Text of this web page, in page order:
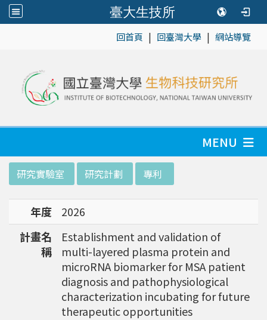
臺大生技所
回首頁 | 回臺灣大學 | 網站導覽
MENU
研究實驗室 研究計劃 專利
年度
2026
計畫名
稱
Establishment and validation of
multi-layered plasma protein and
microRNA biomarker for MSA patient
diagnosis and pathophysiological
characterization incubating for future
therapeutic opportunities